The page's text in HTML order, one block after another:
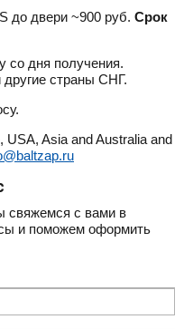
до двери ~900 руб. Срок
со дня получения.
другие страны СНГ.
USA, Asia and Australia and
свяжемся с вами в
и поможем оформить